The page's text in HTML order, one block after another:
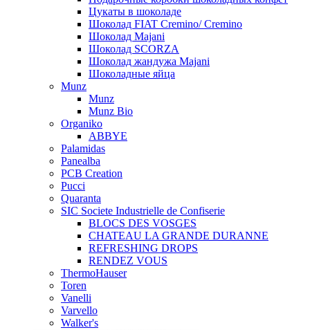
Цукаты в шоколаде
Шоколад FIAT Cremino/ Cremino
Шоколад Majani
Шоколад SCORZA
Шоколад жандужа Majani
Шоколадные яйца
Munz
Munz
Munz Bio
Organiko
ABBYE
Palamidas
Panealba
PCB Creation
Pucci
Quaranta
SIC Societe Industrielle de Confiserie
BLOCS DES VOSGES
CHATEAU LA GRANDE DURANNE
REFRESHING DROPS
RENDEZ VOUS
ThermoHauser
Toren
Vanelli
Varvello
Walker's